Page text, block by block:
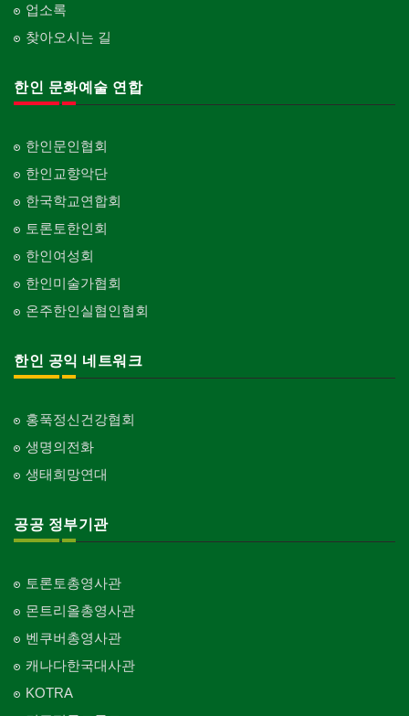
업소록
찾아오시는 길
한인 문화예술 연합
한인문인협회
한인교향악단
한국학교연합회
토론토한인회
한인여성회
한인미술가협회
온주한인실협인협회
한인 공익 네트워크
홍푹정신건강협회
생명의전화
생태희망연대
공공 정부기관
토론토총영사관
몬트리올총영사관
벤쿠버총영사관
캐나다한국대사관
KOTRA